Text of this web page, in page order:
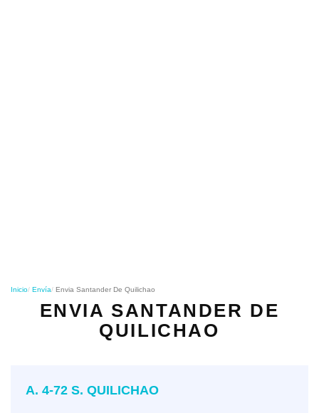
Inicio Envía Envia Santander De Quilichao
ENVIA SANTANDER DE
QUILICHAO
A. 4-72 S. QUILICHAO